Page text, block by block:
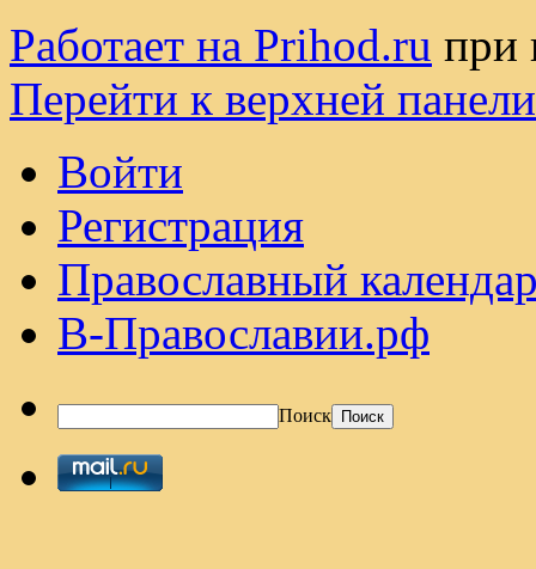
Работает на Prihod.ru при
Перейти к верхней панели
Войти
Регистрация
Православный
В-Православии.рф
Поиск